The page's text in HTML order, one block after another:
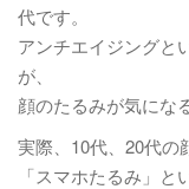
代です。
アンチエイジングと
が、
顔のたるみが気にな
実際、10代、20代の
「スマホたるみ」